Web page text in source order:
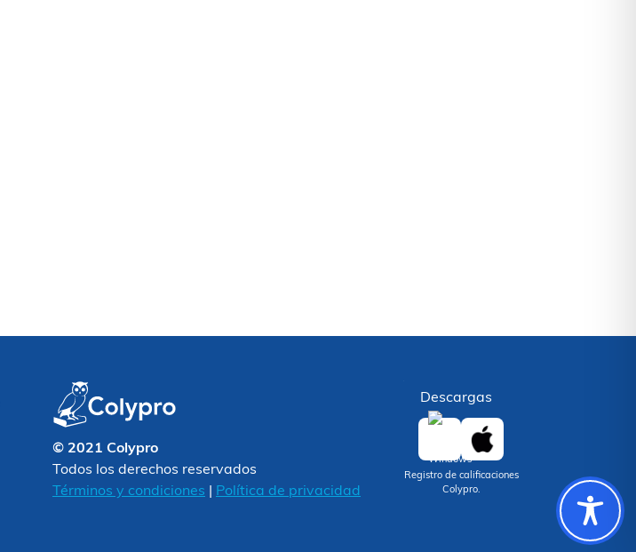
© 2021 Colypro
Todos los derechos reservados
Términos y condiciones
Política de privacidad
Descargas
Registro de calificaciones
Colypro.